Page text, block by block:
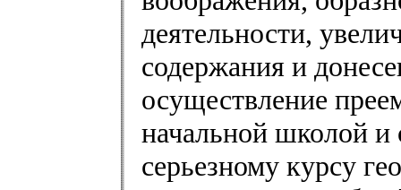
деятельности,
содержания и
осуществление
начальной школой и
серьезному курсу